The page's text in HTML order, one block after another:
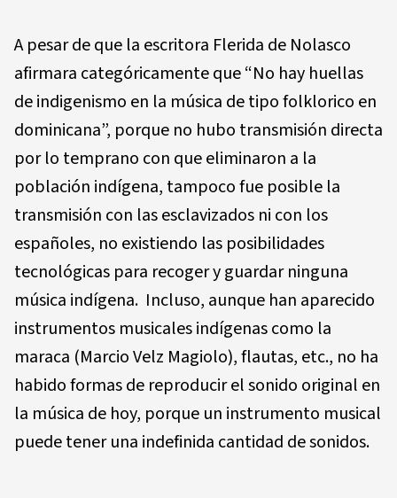
A pesar de que la escritora Flerida de Nolasco
afirmara categóricamente que “No hay huellas
de indigenismo en la música de tipo folklorico en
dominicana”, porque no hubo transmisión directa
por lo temprano con que eliminaron a la
población indígena, tampoco fue posible la
transmisión con las esclavizados ni con los
españoles, no existiendo las posibilidades
tecnológicas para recoger y guardar ninguna
música indígena. Incluso, aunque han aparecido
instrumentos musicales indígenas como la
maraca (Marcio Velz Magiolo), flautas, etc., no ha
habido formas de reproducir el sonido original en
la música de hoy, porque un instrumento musical
puede tener una indefinida cantidad de sonidos.